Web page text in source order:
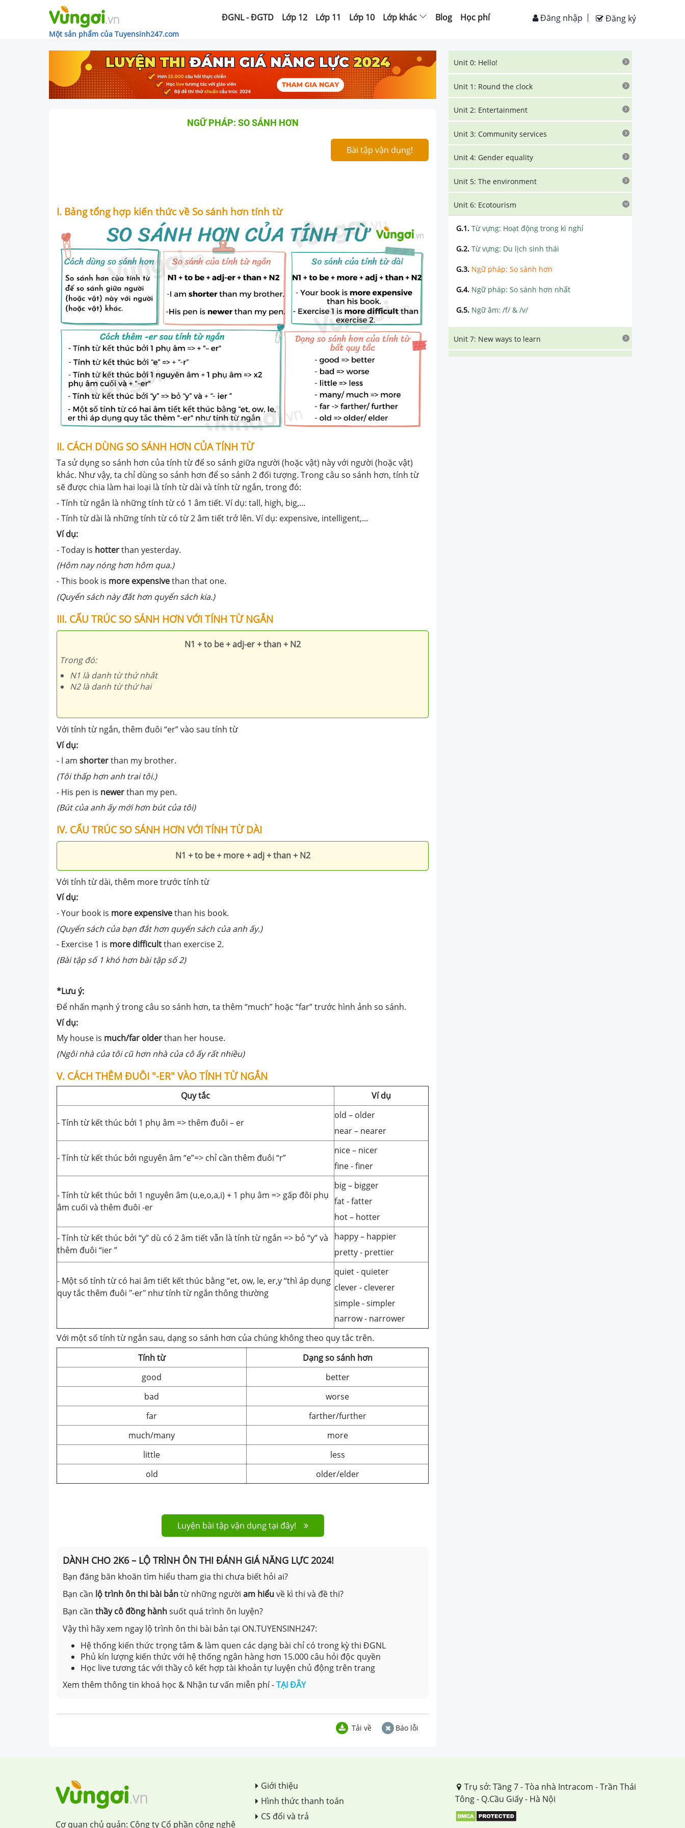
Một sản phẩm của Tuyensinh247.com
ĐGNL - ĐGTD Lớp 12 Lớp 11 Lớp 10 Lớp khác Blog Học phí Đăng ký
Đăng nhập
NGỮ PHÁP: SO SÁNH HƠN
Bài tập vận dụng!
I. Bảng tổng hợp kiến thức về So sánh hơn tính từ
II. CÁCH DÙNG SO SÁNH HƠN CỦA TÍNH TỪ
Ta sử dụng so sánh hơn của tính từ để so sánh giữa người (hoặc vật) này với người (hoặc vật)
khác. Như vậy, ta chỉ dùng so sánh hơn để so sánh 2 đối tượng. Trong câu so sánh hơn, tính từ
sẽ được chia làm hai loại là tính từ dài và tính từ ngắn, trong đó:
- Tính từ ngắn là những tính từ có 1 âm tiết. Ví dụ: tall, high, big,...
- Tính từ dài là những tính từ có từ 2 âm tiết trở lên. Ví dụ: expensive, intelligent,...
Ví dụ:
- Today is hotterthan yesterday.
(Hôm nay nóng hơn hôm qua.)
- This book is more expensivethan that one.
(Quyển sách này đắt hơn quyển sách kia.)
III. CẤU TRÚC SO SÁNH HƠN VỚI TÍNH TỪ NGẮN
N1 + to be + adj-er + than + N2
Trong đó:
N1 là danh từ thứ nhất
N2 là danh từ thứ hai
Với tính từ ngắn, thêm đuôi “er” vào sau tính từ
Ví dụ:
- I am shorterthan my brother.
(Tôi thấp hơn anh trai tôi.)
- His pen is newerthan my pen.
(Bút của anh ấy mới hơn bút của tôi)
IV. CẤU TRÚC SO SÁNH HƠN VỚI TÍNH TỪ DÀI
N1 + to be + more + adj + than + N2
Với tính từ dài, thêm more trước tính từ
Ví dụ:
- Your book is more expensivethan his book.
(Quyển sách của bạn đắt hơn quyển sách của anh ấy.)
- Exercise 1 is more difficultthan exercise 2.
(Bài tập số 1 khó hơn bài tập số 2)
*Lưu ý:
Để nhấn mạnh ý trong câu so sánh hơn, ta thêm “much” hoặc “far” trước hình ảnh so sánh.
Ví dụ:
My house is much/far olderthan her house.
(Ngôi nhà của tôi cũ hơn nhà của cô ấy rất nhiều)
V. CÁCH THÊM ĐUÔI "-ER" VÀO TÍNH TỪ NGẮN
Quy tắc Ví dụ
- Tính từ kết thúc bởi 1 phụ âm => thêm đuôi – er
old – older
near – nearer
- Tính từ kết thúc bởi nguyên âm “e”=> chỉ cần thêm đuôi “r”
nice – nicer
fine - finer
- Tính từ kết thúc bởi 1 nguyên âm (u,e,o,a,i) + 1 phụ âm => gấp đôi phụ
âm cuối và thêm đuôi -er
big – bigger
fat - fatter
hot – hotter
- Tính từ kết thúc bởi “y” dù có 2 âm tiết vẫn là tính từ ngắn => bỏ “y” và
thêm đuôi “ier ”
happy – happier
pretty - prettier
- Một số tính từ có hai âm tiết kết thúc bằng “et, ow, le, er,y “thì áp dụng
quy tắc thêm đuôi "-er" như tính từ ngắn thông thường
quiet - quieter
clever - cleverer
simple - simpler
narrow - narrower
Với một số tính từ ngắn sau, dạng so sánh hơn của chúng không theo quy tắc trên.
Tính từ
Dạng so sánh hơn
good
better
bad
worse
far
farther/further
much/many
more
little
less
old
older/elder
Luyện bài tập vận dụng tại đây!
DÀNH CHO 2K6 – LỘ TRÌNH ÔN THI ĐÁNH GIÁ NĂNG LỰC 2024!
Bạn đăng băn khoăn tìm hiểu tham gia thi chưa biết hỏi ai?
Bạn cần lộ trình ôn thi bài bảntừ những người am hiểuvề kì thi và đề thi?
Bạn cần thầy cô đồng hànhsuốt quá trình ôn luyện?
Vậy thì hãy xem ngay lộ trình ôn thi bài bản tại ON.TUYENSINH247:
Hệ thống kiến thức trọng tâm & làm quen các dạng bài chỉ có trong kỳ thi ĐGNL
Phủ kín lượng kiến thức với hệ thống ngân hàng hơn 15.000 câu hỏi độc quyền
Học live tương tác với thầy cô kết hợp tài khoản tự luyện chủ động trên trang
Xem thêm thông tin khoá học & Nhận tư vấn miễn phí -TẠI ĐÂY
Tải về Báo lỗi
Unit 0: Hello!
Unit 1: Round the clock
Unit 2: Entertainment
Unit 3: Community services
Unit 4: Gender equality
Unit 5: The environment
Unit 6: Ecotourism
G.1. Từ vựng: Hoạt động trong kì nghỉ
G.2. Từ vựng: Du lịch sinh thái
G.3. Ngữ pháp: So sánh hơn
G.4. Ngữ pháp: So sánh hơn nhất
G.5. Ngữ âm: /f/ & /v/
Unit 7: New ways to learn
Cơ quan chủ quản: Công ty Cổ phần công nghệ
Giới thiệu
Hình thức thanh toán
CS đổi và trả
Trụ sở: Tầng 7 - Tòa nhà Intracom - Trần Thái
Tông - Q.Cầu Giấy - Hà Nội